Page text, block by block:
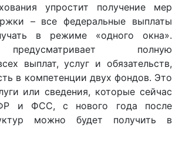
упростит получение мер
– все федеральные выплаты
в режиме «одного окна».
полную
выплат, услуг и обязательств,
в компетенции двух фондов. Это
или сведения, которые сейчас
и ФСС, с нового года после
можно будет получить в